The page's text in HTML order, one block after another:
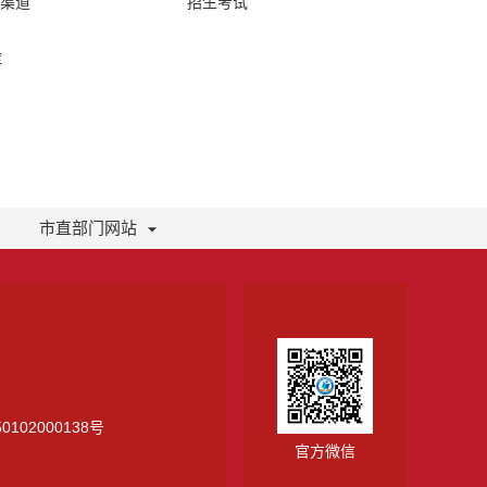
市直部门网站
号
官方微信